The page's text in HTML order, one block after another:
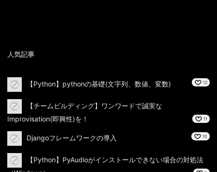
人気記事
【Python】pythonの基礎(文字列、数値、変数) 12
【チームビルディング】ワンワードで誠実な
Improvisation(即興性)を！
11
Djangoフレームワークの導入 10
【Python】PyAudioがインストールできない場合の対処法